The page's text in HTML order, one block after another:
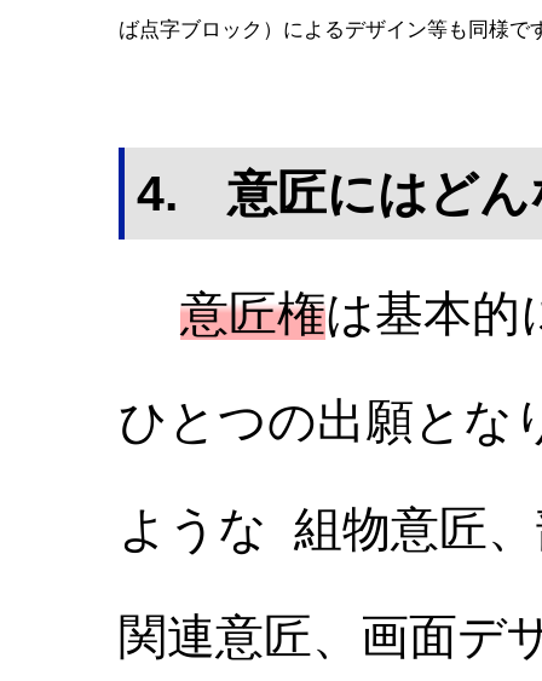
ば点字ブロック）によるデザイン等も同様で
4. 意匠にはどん
意匠権は基本的
ひとつの出願とな
ような 組物意匠
関連意匠、画面デ